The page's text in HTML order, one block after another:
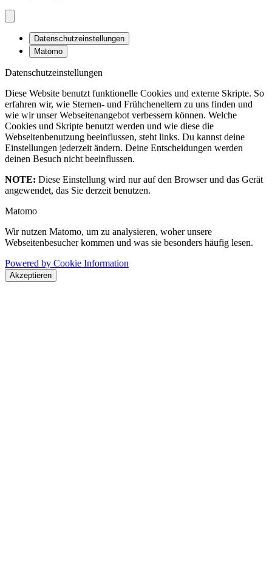
Datenschutzeinstellungen
Matomo
Datenschutzeinstellungen
Diese Website benutzt funktionelle Cookies und externe Skripte. So
erfahren wir, wie Sternen- und Frühcheneltern zu uns finden und
wie wir unser Webseitenangebot verbessern können. Welche
Cookies und Skripte benutzt werden und wie diese die
Webseitenbenutzung beeinflussen, steht links. Du kannst deine
Einstellungen jederzeit ändern. Deine Entscheidungen werden
deinen Besuch nicht beeinflussen.
NOTE: Diese Einstellung wird nur auf den Browser und das Gerät
angewendet, das Sie derzeit benutzen.
Matomo
Wir nutzen Matomo, um zu analysieren, woher unsere
Webseitenbesucher kommen und was sie besonders häufig lesen.
Powered by Cookie Information
Akzeptieren